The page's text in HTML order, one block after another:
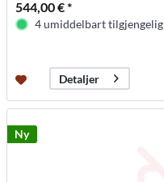
544,00 € *
4 umiddelbart tilgjengelig
Detaljer
Ny